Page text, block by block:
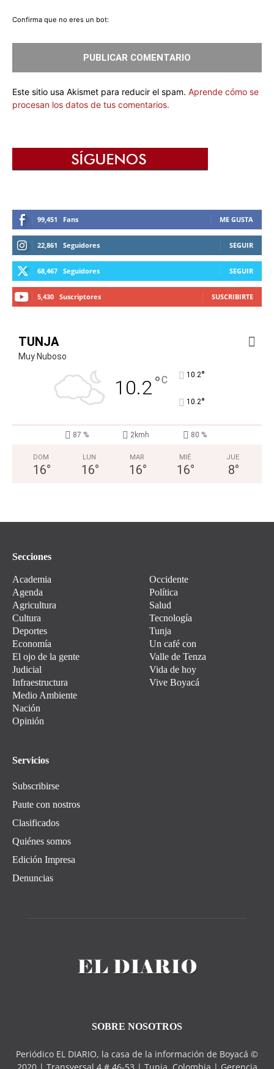
Confirma que no eres un bot:
Este sitio usa Akismet para reducir el spam. Aprende cómo se
procesan los datos de tus comentarios.
99,451 Fans ME GUSTA
22,861 Seguidores SEGUIR
68,467 Seguidores SEGUIR
5,430 Suscriptores SUSCRIBIRTE
TUNJA
Muy Nuboso
10.2°C 10.2°
10.2°
87 % 2kmh 80 %
DOM
16°
LUN
16°
MAR
16°
MIÉ
16°
JUE
8°
Secciones
Academia
Agenda
Agricultura
Cultura
Deportes
Economía
El ojo de la gente
Judicial
Infraestructura
Medio Ambiente
Nación
Opinión
Occidente
Política
Salud
Tecnología
Tunja
Un café con
Valle de Tenza
Vida de hoy
Vive Boyacá
Servicios
Subscribirse
Paute con nostros
Clasificados
Quiénes somos
Edición Impresa
Denuncias
SOBRE NOSOTROS
Periódico EL DIARIO, la casa de la información de Boyacá ©